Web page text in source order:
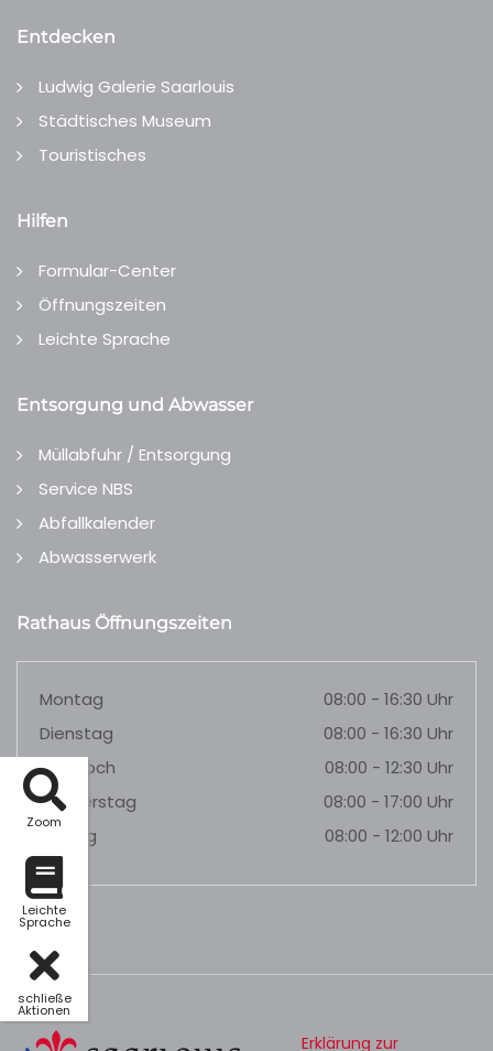
Zoom
Leichte
Sprache
schließe
Aktionen
Entdecken
Ludwig Galerie Saarlouis
Städtisches Museum
Touristisches
Hilfen
Formular-Center
Öffnungszeiten
Leichte Sprache
Entsorgung und Abwasser
Müllabfuhr / Entsorgung
Service NBS
Abfallkalender
Abwasserwerk
Rathaus Öffnungszeiten
Montag
08:00 - 16:30 Uhr
Dienstag
08:00 - 16:30 Uhr
Mittwoch
08:00 - 12:30 Uhr
Donnerstag
08:00 - 17:00 Uhr
Freitag
08:00 - 12:00 Uhr
Erklärung zur